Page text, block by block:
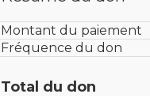
Montant du paiement
Fréquence du don
Total du don